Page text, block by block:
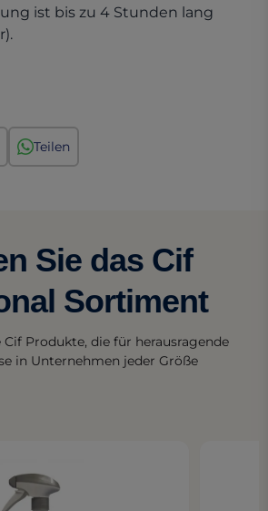
ist bis zu 4 Stunden lang
Teilen
Sie das Cif
Sortiment
Produkte, die für herausragende
in Unternehmen jeder Größe